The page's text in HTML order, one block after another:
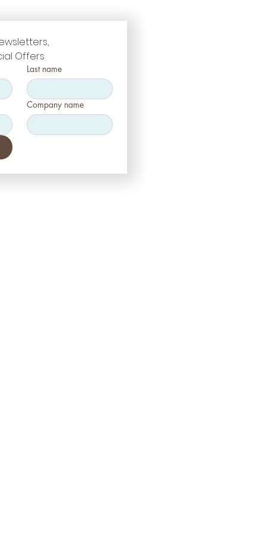
Offers
Last name
Company name